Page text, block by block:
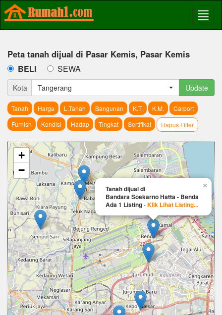
Peta tanah dijual di Pasar Kemis, Pasar Kemis
BELI SEWA
Kota Tangerang Update
Tanah Harga L.Tanah Bangunan K.T. K.M.
Carport
Furnish
Kondisi Hadap Tingkat Sertifikat Hapus Filter
Tanah dijual di
Bandara Soekarno Hatta - Benda
Ada 1 Listing-Klik Lihat Listing...
×
+
−